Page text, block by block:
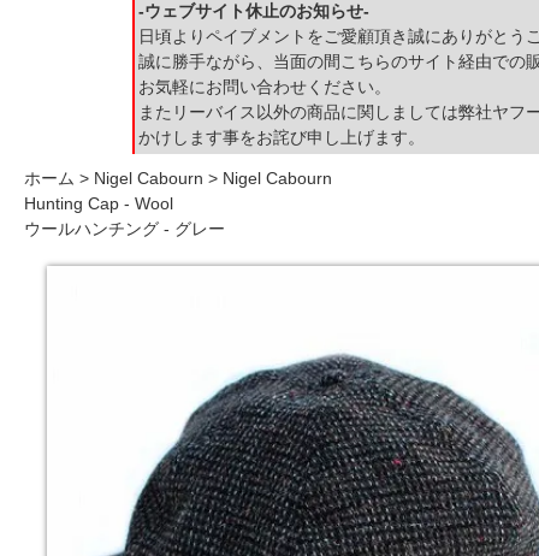
-ウェブサイト休止のお知らせ-
日頃よりペイブメントをご愛顧頂き誠にありがとう
誠に勝手ながら、当面の間こちらのサイト経由での
お気軽にお問い合わせください。
またリーバイス以外の商品に関しましては弊社ヤ
かけします事をお詫び申し上げます。
ホーム > Nigel Cabourn > Nigel Cabourn
Hunting Cap - Wool
ウールハンチング - グレー